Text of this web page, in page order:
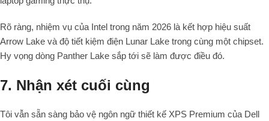
Rõ ràng, nhiệm vụ của Intel trong năm 2026 là kết hợp hiệu suất
Arrow Lake và độ tiết kiệm điện Lunar Lake trong cùng một chipset.
Hy vọng dòng Panther Lake sắp tới sẽ làm được điều đó.
7. Nhận xét cuối cùng
Tôi vẫn sẵn sàng bảo vệ ngôn ngữ thiết kế XPS Premium của Dell